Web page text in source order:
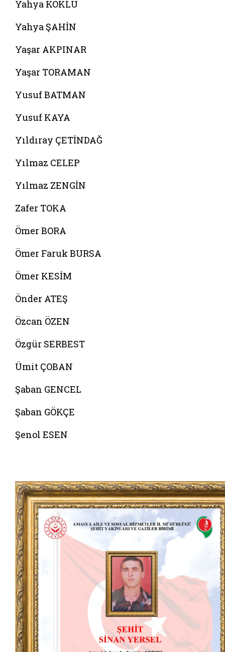
Yahya KÖKLÜ
Yahya ŞAHİN
Yaşar AKPINAR
Yaşar TORAMAN
Yusuf BATMAN
Yusuf KAYA
Yıldıray ÇETİNDAĞ
Yılmaz CELEP
Yılmaz ZENGİN
Zafer TOKA
Ömer BORA
Ömer Faruk BURSA
Ömer KESİM
Önder ATEŞ
Özcan ÖZEN
Özgür SERBEST
Ümit ÇOBAN
Şaban GENCEL
Şaban GÖKÇE
Şenol ESEN